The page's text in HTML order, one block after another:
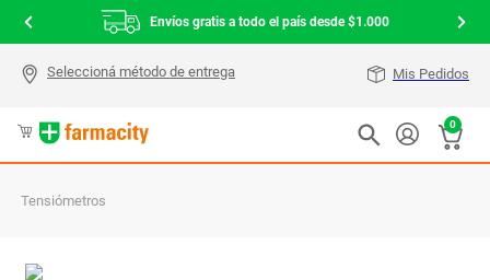
Envíos gratis a todo el país desde $1.000
Mis Pedidos
0
Tensiómetros